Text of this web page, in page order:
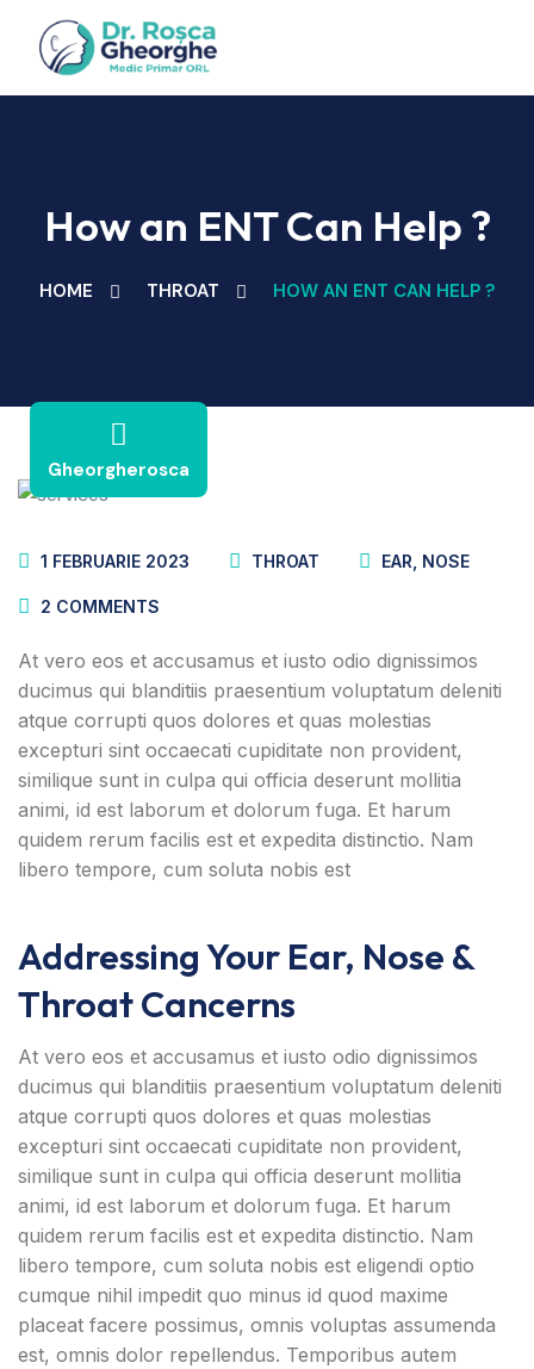
How an ENT Can Help ?
HOME THROAT HOW AN ENT CAN HELP ?
Gheorgherosca
1 FEBRUARIE 2023 THROAT EAR, NOSE
2 COMMENTS
At vero eos et accusamus et iusto odio dignissimos
ducimus qui blanditiis praesentium voluptatum deleniti
atque corrupti quos dolores et quas molestias
excepturi sint occaecati cupiditate non provident,
similique sunt in culpa qui officia deserunt mollitia
animi, id est laborum et dolorum fuga. Et harum
quidem rerum facilis est et expedita distinctio. Nam
libero tempore, cum soluta nobis est
Addressing Your Ear, Nose &
Throat Cancerns
At vero eos et accusamus et iusto odio dignissimos
ducimus qui blanditiis praesentium voluptatum deleniti
atque corrupti quos dolores et quas molestias
excepturi sint occaecati cupiditate non provident,
similique sunt in culpa qui officia deserunt mollitia
animi, id est laborum et dolorum fuga. Et harum
quidem rerum facilis est et expedita distinctio. Nam
libero tempore, cum soluta nobis est eligendi optio
cumque nihil impedit quo minus id quod maxime
placeat facere possimus, omnis voluptas assumenda
est, omnis dolor repellendus. Temporibus autem